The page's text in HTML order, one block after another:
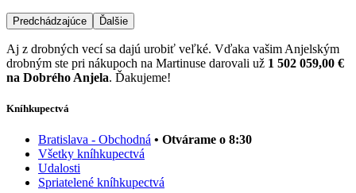
Predchádzajúce Ďalšie
Aj z drobných vecí sa dajú urobiť veľké. Vďaka vašim Anjelským
drobným ste pri nákupoch na Martinuse darovali už 1 502 059,00 €
na Dobrého Anjela. Ďakujeme!
Kníhkupectvá
Bratislava - Obchodná • Otvárame o 8:30
Všetky kníhkupectvá
Udalosti
Spriatelené kníhkupectvá